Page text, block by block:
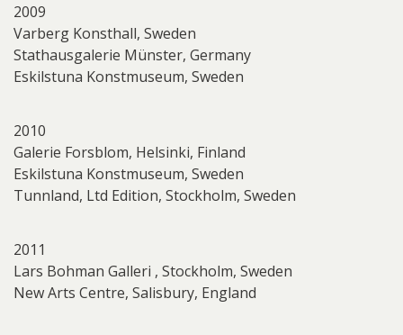
2009
Varberg Konsthall, Sweden
Stathausgalerie Münster, Germany
Eskilstuna Konstmuseum, Sweden
2010
Galerie Forsblom, Helsinki, Finland
Eskilstuna Konstmuseum, Sweden
Tunnland, Ltd Edition, Stockholm, Sweden
2011
Lars Bohman Galleri , Stockholm, Sweden
New Arts Centre, Salisbury, England